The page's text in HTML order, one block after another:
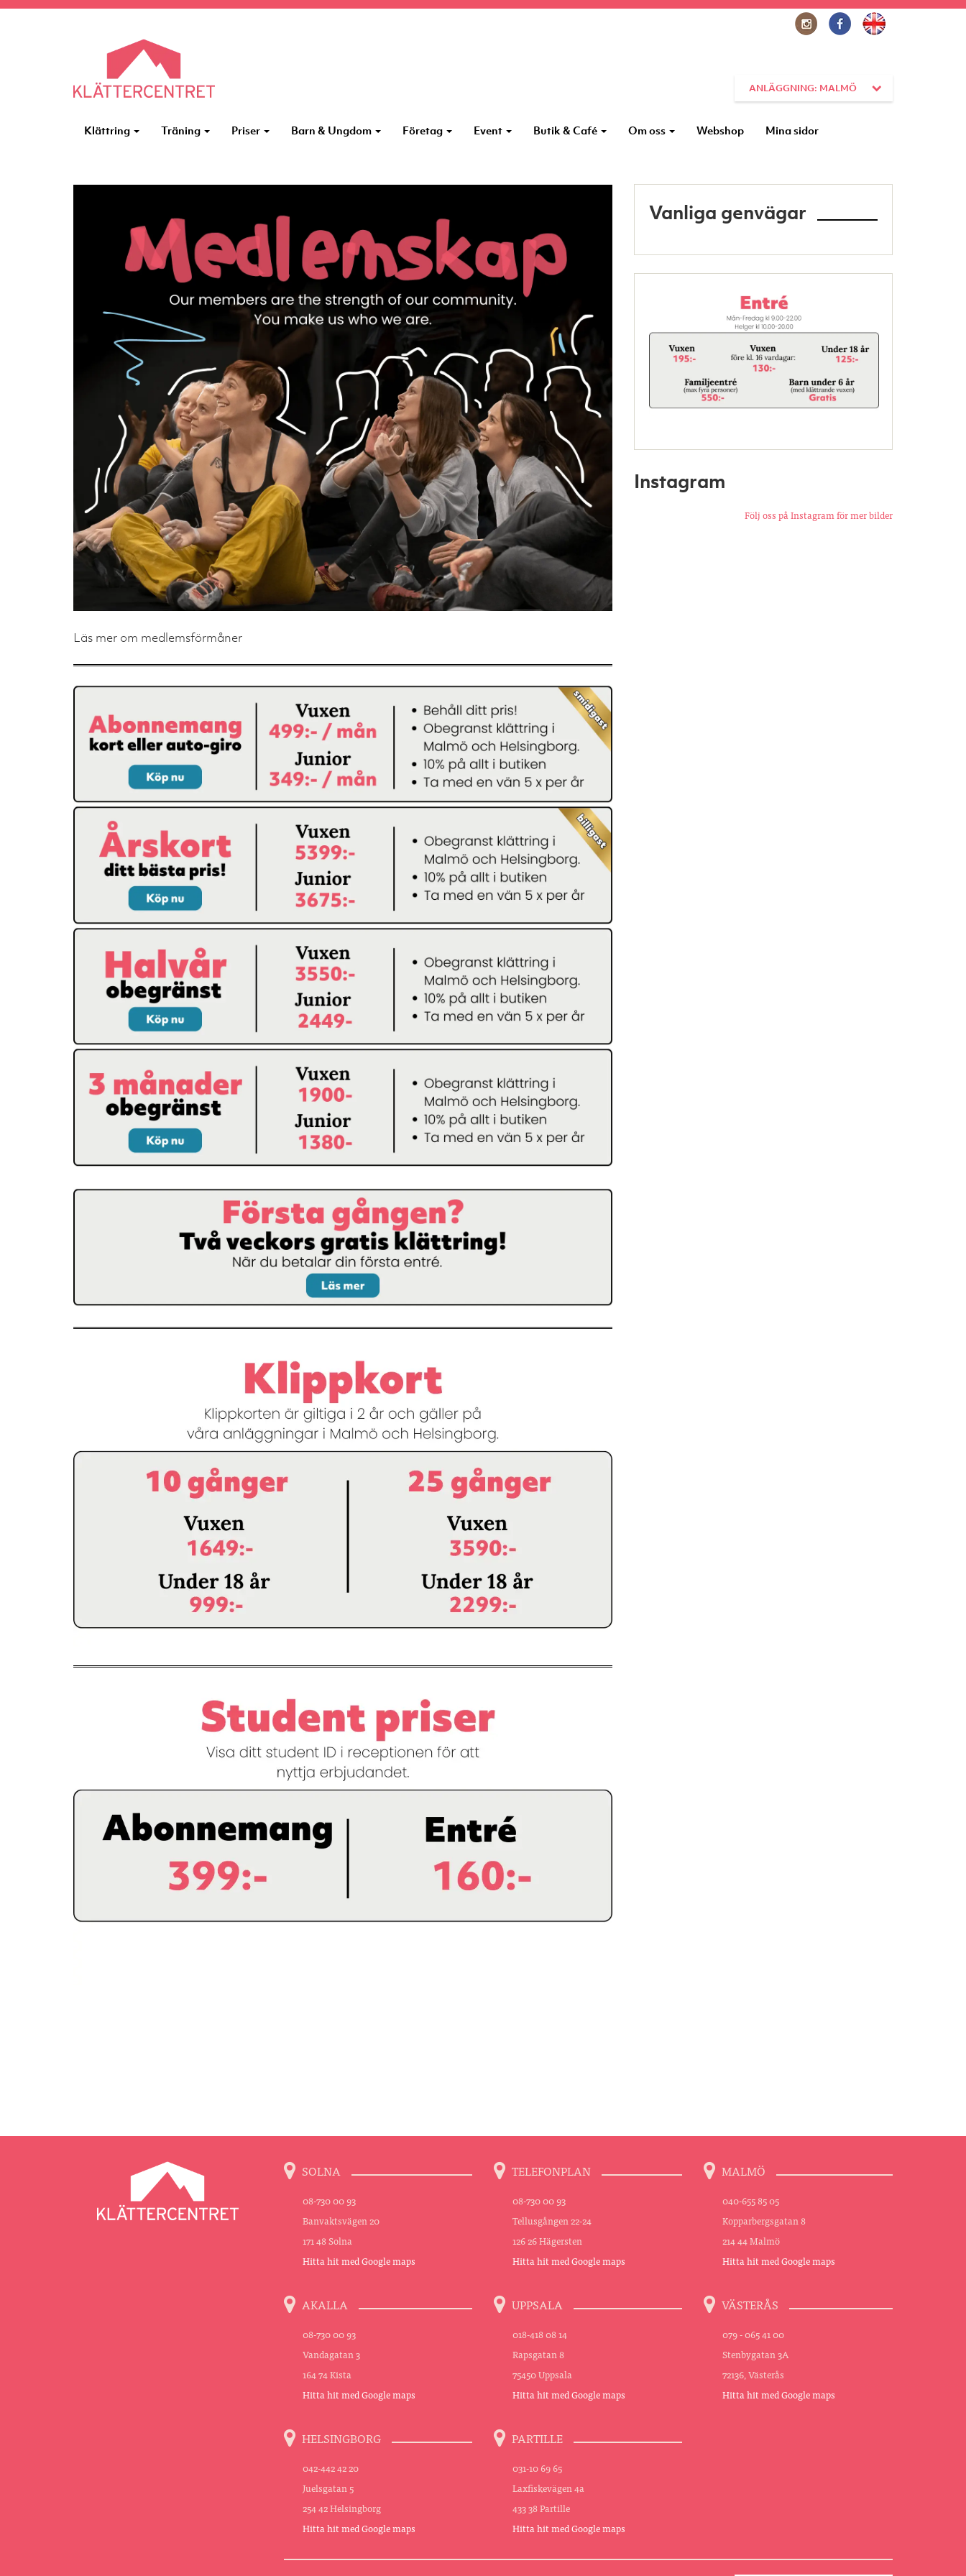
ANLÄGGNING: MALMÖ
Klättring Träning Priser Barn & Ungdom Företag Event Butik & Café Om oss Webshop Mina sidor
Läs mer om medlemsförmåner
Vanliga genvägar
Instagram
Följ oss på Instagram för mer bilder
SOLNA
08-730 00 93
Banvaktsvägen 20
171 48 Solna
Hitta hit med Google maps
TELEFONPLAN
08-730 00 93
Tellusgången 22-24
126 26 Hägersten
Hitta hit med Google maps
MALMÖ
040-655 85 05
Kopparbergsgatan 8
214 44 Malmö
Hitta hit med Google maps
AKALLA
08-730 00 93
Vandagatan 3
164 74 Kista
Hitta hit med Google maps
UPPSALA
018-418 08 14
Rapsgatan 8
75450 Uppsala
Hitta hit med Google maps
VÄSTERÅS
079 - 065 41 00
Stenbygatan 3A
72136, Västerås
Hitta hit med Google maps
HELSINGBORG
042-442 42 20
Juelsgatan 5
254 42 Helsingborg
Hitta hit med Google maps
PARTILLE
031-10 69 65
Laxfiskevägen 4a
433 38 Partille
Hitta hit med Google maps